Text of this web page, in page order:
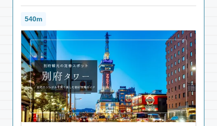
540m